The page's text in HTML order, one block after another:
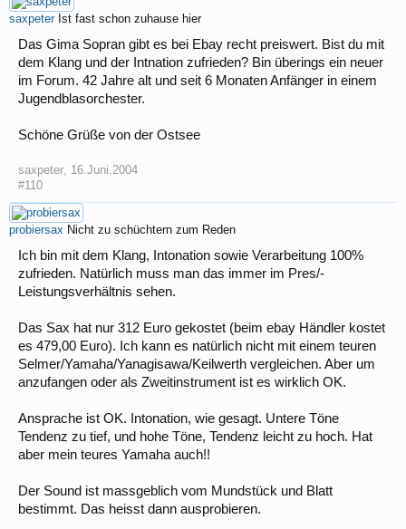
saxpeter Ist fast schon zuhause hier
Das Gima Sopran gibt es bei Ebay recht preiswert. Bist du mit
dem Klang und der Intnation zufrieden? Bin überings ein neuer
im Forum. 42 Jahre alt und seit 6 Monaten Anfänger in einem
Jugendblasorchester.
Schöne Grüße von der Ostsee
saxpeter 16.Juni.2004
#110
probiersax Nicht zu schüchtern zum Reden
Ich bin mit dem Klang, Intonation sowie Verarbeitung 100%
zufrieden. Natürlich muss man das immer im Pres/-
Leistungsverhältnis sehen.
Das Sax hat nur 312 Euro gekostet (beim ebay Händler kostet
es 479,00 Euro). Ich kann es natürlich nicht mit einem teuren
Selmer/Yamaha/Yanagisawa/Keilwerth vergleichen. Aber um
anzufangen oder als Zweitinstrument ist es wirklich OK.
Ansprache ist OK. Intonation, wie gesagt. Untere Töne
Tendenz zu tief, und hohe Töne, Tendenz leicht zu hoch. Hat
aber mein teures Yamaha auch!!
Der Sound ist massgeblich vom Mundstück und Blatt
bestimmt. Das heisst dann ausprobieren.